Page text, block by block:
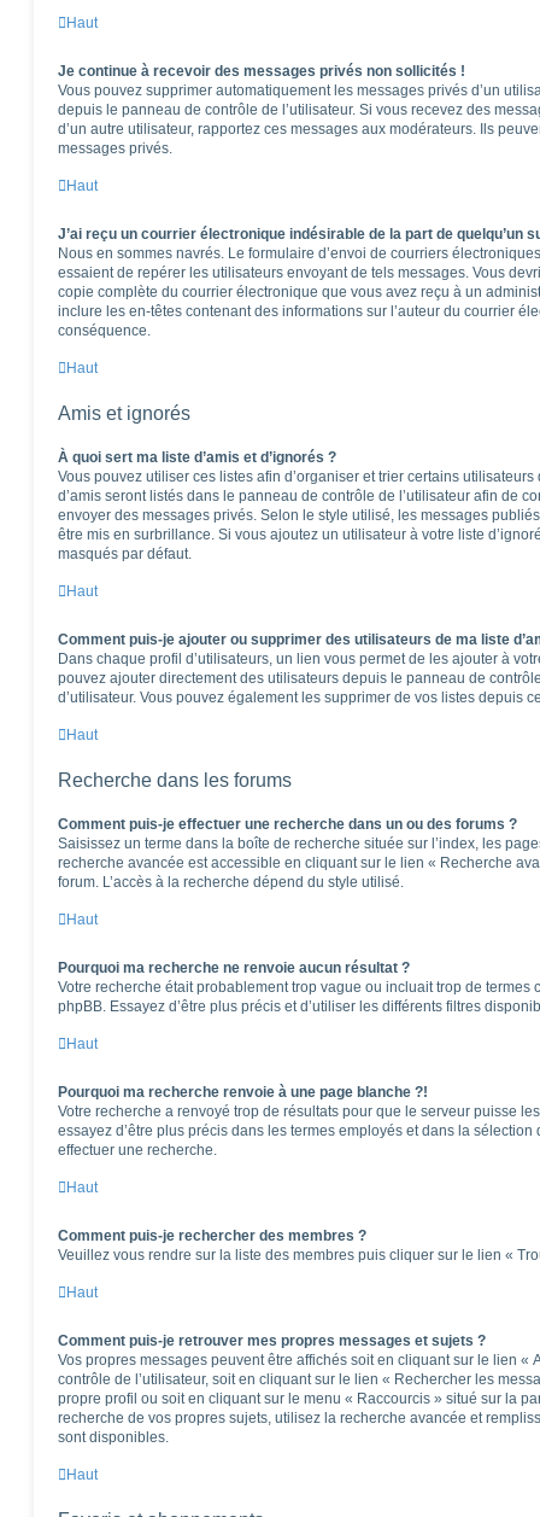
Haut
Je continue à recevoir des messages privés non sollicités !
Vous pouvez supprimer automatiquement les messages privés d’un
depuis le panneau de contrôle de l’utilisateur. Si vous recevez des
d’un autre utilisateur, rapportez ces messages aux modérateurs. Ils
messages privés.
Haut
J’ai reçu un courrier électronique indésirable de la part de quelqu’un
Nous en sommes navrés. Le formulaire d’envoi de courriers
essaient de repérer les utilisateurs envoyant de tels messages. Vous
copie complète du courrier électronique que vous avez reçu à un
inclure les en-têtes contenant des informations sur l’auteur du courrier
conséquence.
Haut
Amis et ignorés
À quoi sert ma liste d’amis et d’ignorés ?
Vous pouvez utiliser ces listes afin d’organiser et trier certains
d’amis seront listés dans le panneau de contrôle de l’utilisateur afin de
envoyer des messages privés. Selon le style utilisé, les messages
être mis en surbrillance. Si vous ajoutez un utilisateur à votre liste
masqués par défaut.
Haut
Comment puis-je ajouter ou supprimer des utilisateurs de ma liste
Dans chaque profil d’utilisateurs, un lien vous permet de les ajouter à
pouvez ajouter directement des utilisateurs depuis le panneau de
d’utilisateur. Vous pouvez également les supprimer de vos listes depuis
Haut
Recherche dans les forums
Comment puis-je effectuer une recherche dans un ou des forums ?
Saisissez un terme dans la boîte de recherche située sur l’index, les
recherche avancée est accessible en cliquant sur le lien « Recherche
forum. L’accès à la recherche dépend du style utilisé.
Haut
Pourquoi ma recherche ne renvoie aucun résultat ?
Votre recherche était probablement trop vague ou incluait trop de termes
phpBB. Essayez d’être plus précis et d’utiliser les différents filtres
Haut
Pourquoi ma recherche renvoie à une page blanche ?!
Votre recherche a renvoyé trop de résultats pour que le serveur puisse
essayez d’être plus précis dans les termes employés et dans la
effectuer une recherche.
Haut
Comment puis-je rechercher des membres ?
Veuillez vous rendre sur la liste des membres puis cliquer sur le lien «
Haut
Comment puis-je retrouver mes propres messages et sujets ?
Vos propres messages peuvent être affichés soit en cliquant sur le lien «
contrôle de l’utilisateur, soit en cliquant sur le lien « Rechercher les
propre profil ou soit en cliquant sur le menu « Raccourcis » situé sur la
recherche de vos propres sujets, utilisez la recherche avancée et
sont disponibles.
Haut